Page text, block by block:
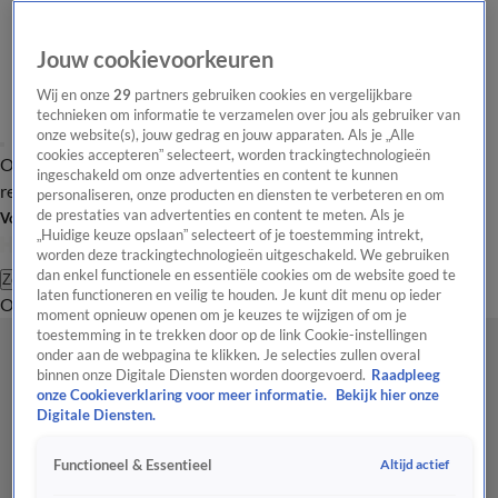
Overzicht Laatste nieuws Regionieuws Het beste van Hart
Tip de
redactie
Volg Hart van Nederland
Zoeken
OverzichtRegioUitzendingenWeerTip de redactiePanelVideo's
Jouw cookievoorkeuren
Wij en onze29 partners gebruiken cookies en vergelijkbare
technieken om informatie te verzamelen over jou als gebruiker van
onze website(s), jouw gedrag en jouw apparaten. Als je „Alle
cookies accepteren” selecteert, worden trackingtechnologieën
ingeschakeld om onze advertenties en content te kunnen
personaliseren, onze producten en diensten te verbeteren en om
de prestaties van advertenties en content te meten. Als je
„Huidige keuze opslaan” selecteert of je toestemming intrekt,
worden deze trackingtechnologieën uitgeschakeld. We gebruiken
dan enkel functionele en essentiële cookies om de website goed te
laten functioneren en veilig te houden. Je kunt dit menu op ieder
moment opnieuw openen om je keuzes te wijzigen of om je
toestemming in te trekken door op de link Cookie-instellingen
onder aan de webpagina te klikken. Je selecties zullen overal
binnen onze Digitale Diensten worden doorgevoerd. Raadpleeg
onze Cookieverklaring voor meer informatie.
Bekijk hier onze
Digitale Diensten.
Functioneel & Essentieel Altijd actief